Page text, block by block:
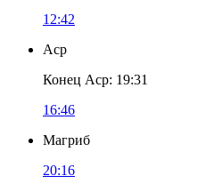
12:42
Аср
Конец Аср: 19:31
16:46
Магриб
20:16